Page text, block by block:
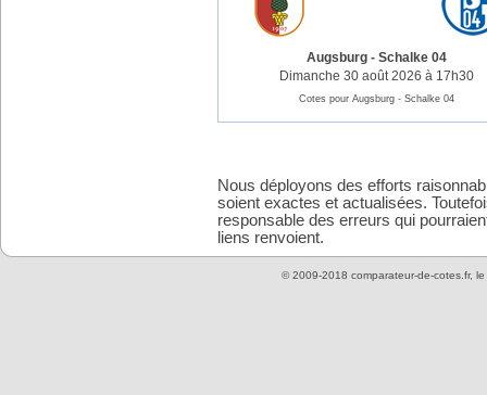
Augsburg- Schalke 04
Dimanche 30 août 2026 à 17h30
Cotes pour Augsburg - Schalke 04
Nous déployons des efforts
soient exactes et actualisées.
responsable des erreurs qui
liens renvoient.
© 2009-2018 comparateur-de-cotes.fr, le